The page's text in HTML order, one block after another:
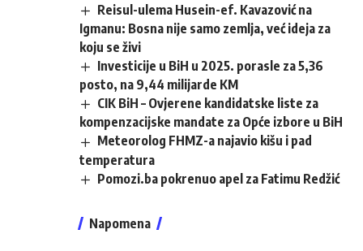
Reisul-ulema Husein-ef. Kavazović na
Igmanu: Bosna nije samo zemlja, već ideja za
koju se živi
Investicije u BiH u 2025. porasle za 5,36
posto, na 9,44 milijarde KM
CIK BiH – Ovjerene kandidatske liste za
kompenzacijske mandate za Opće izbore u BiH
Meteorolog FHMZ-a najavio kišu i pad
temperatura
Pomozi.ba pokrenuo apel za Fatimu Redžić
Napomena